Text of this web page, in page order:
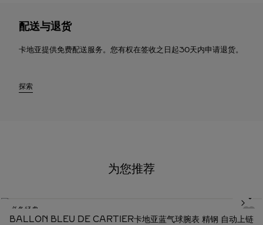
配送与退货
卡地亚提供免费配送服务。您有权在签收之日起30天内申请退货。
探索
为您推荐
BALLON BLEU DE CARTIER卡地亚蓝气球腕表 精钢 自动上链
必备经典